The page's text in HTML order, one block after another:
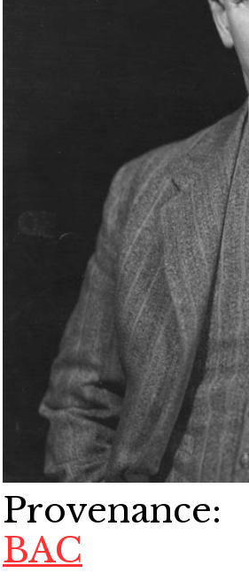
Provenance:
BAC